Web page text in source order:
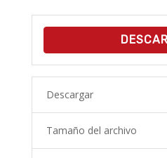
Descargar
Tamaño del archivo